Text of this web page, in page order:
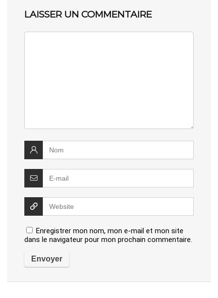
LAISSER UN COMMENTAIRE
Enregistrer mon nom, mon e-mail et mon site
dans le navigateur pour mon prochain commentaire.